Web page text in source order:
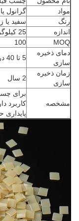
مواد
گرانول
رنگ
سفید یا
اندازه
25 کیلوگرم
MOQ
100
دمای ذخیره
سازی
5 تا 40 درجه سانتیگراد
زمان ذخیره
سازی
مشخصه
برای
کاربرد
پایداری